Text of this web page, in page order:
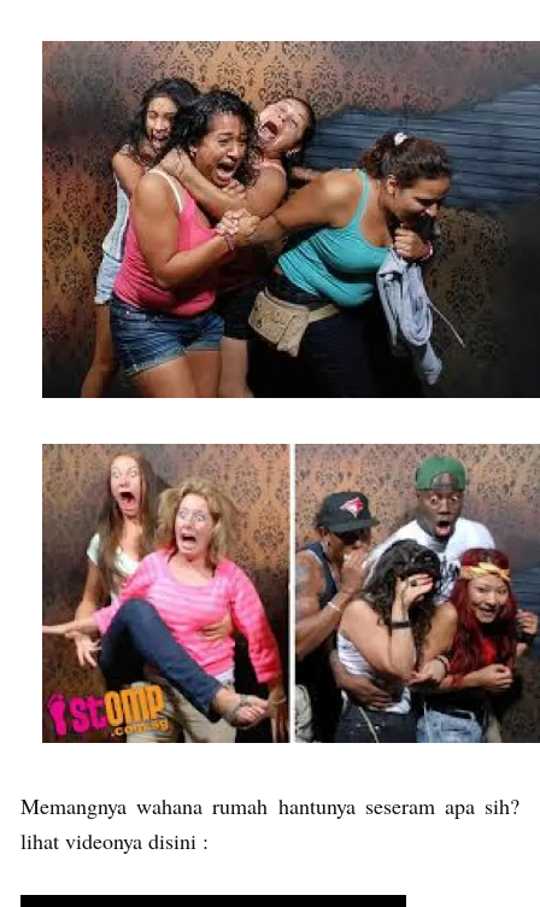
Memangnya wahana rumah hantunya seseram apa sih?
lihat videonya disini :